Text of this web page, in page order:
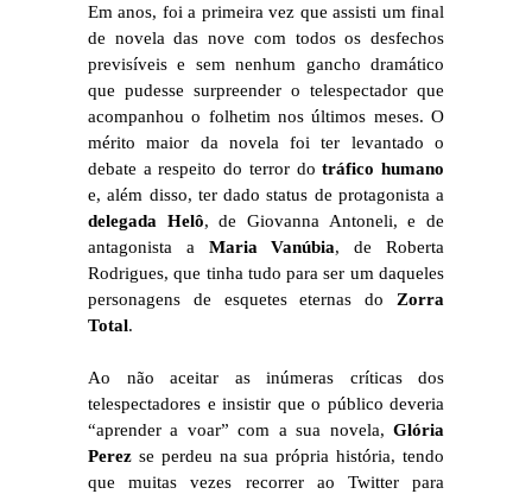
Em anos, foi a primeira vez que assisti um final
de novela das nove com todos os desfechos
previsíveis e sem nenhum gancho dramático
que pudesse surpreender o telespectador que
acompanhou o folhetim nos últimos meses. O
mérito maior da novela foi ter levantado o
debate a respeito do terror dotráfico humano
e, além disso, ter dado status de protagonista a
delegada Helô, de Giovanna Antoneli, e de
antagonista a Maria Vanúbia, de Roberta
Rodrigues, que tinha tudo para ser um daqueles
personagens de esquetes eternas do Zorra
Total.
Ao não aceitar as inúmeras críticas dos
telespectadores e insistir que o público deveria
“aprender a voar” com a sua novela, Glória
Perez se perdeu na sua própria história, tendo
que muitas vezes recorrer ao Twitter para